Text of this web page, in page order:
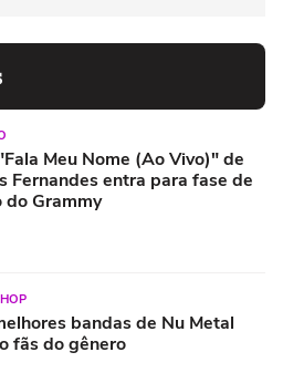
Meu Nome (Ao Vivo)" de
Fernandes entra para fase de
do Grammy
bandas de Nu Metal
fãs do gênero